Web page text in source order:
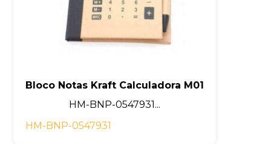
Bloco Notas Kraft Calculadora M01
HM-BNP-0547931...
HM-BNP-0547931